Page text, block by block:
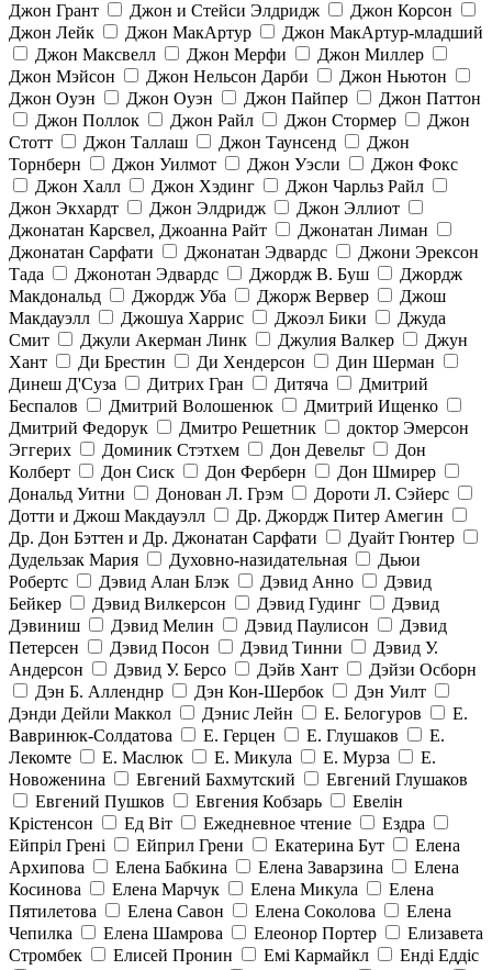
Джон Грант
Джон и Стейси Элдридж
Джон Корсон
Джон Лейк
Джон МакАртур
Джон МакАртур-младший
Джон Максвелл
Джон Мерфи
Джон Миллер
Джон Мэйсон
Джон Нельсон Дарби
Джон Ньютон
Джон Оуэн
Джон Оуэн Джон Пайпер
Джон Паттон
Джон Поллок
Джон Райл Джон Стормер
Джон
Стотт
Джон Таллаш Джон Таунсенд
Джон
Торнберн
Джон Уилмот Джон Уэсли
Джон Фокс
Джон Халл
Джон Хэдинг
Джон Чарльз Райл
Джон Экхардт
Джон Элдридж
Джон Эллиот
Джонатан Карсвел, Джоанна Райт
Джонатан Лиман
Джонатан Сарфати
Джонатан Эдвардс
Джони Эрексон
Тада
Джонотан Эдвардс Джордж В. Буш
Джордж
Макдональд
Джордж Уба Джорж Вервер
Джош
Макдауэлл
Джошуа Харрис Джоэл Бики
Джуда
Смит
Джули Акерман Линк Джулия Валкер
Джун
Хант
Ди Брестин Ди Хендерсон
Дин Шерман
Динеш Д'Суза
Дитрих Гран Дитяча
Дмитрий
Беспалов
Дмитрий Волошенюк
Дмитрий Ищенко
Дмитрий Федорук
Дмитро Решетник
доктор Эмерсон
Эггерих
Доминик Стэтхем Дон Девельт
Дон
Колберт
Дон Сиск Дон Ферберн
Дон Шмирер
Дональд Уитни
Донован Л. Грэм
Дороти Л. Сэйерс
Дотти и Джош Макдауэлл
Др. Джордж Питер Амегин
Др. Дон Бэттен и Др. Джонатан Сарфати
Дуайт Гюнтер
Дудельзак Мария
Духовно-назидательная
Дьюи
Робертс
Дэвид Алан Блэк Дэвид Анно
Дэвид
Бейкер
Дэвид Вилкерсон Дэвид Гудинг
Дэвид
Дэвиниш
Дэвид Мелин Дэвид Паулисон
Дэвид
Петерсен
Дэвид Посон Дэвид Тинни
Дэвид У.
Андерсон
Дэвид У. Берсо Дэйв Хант
Дэйзи Осборн
Дэн Б. Алленднр
Дэн Кон-Шербок
Дэн Уилт
Дэнди Дейли Маккол
Дэнис Лейн Е. Белогуров
Е.
Вавринюк-Солдатова
Е. Герцен Е. Глушаков
Е.
Лекомте
Е. Маслюк Е. Микула Е. Мурза
Е.
Новоженина
Евгений Бахмутский
Евгений Глушаков
Евгений Пушков
Евгения Кобзарь
Евелін
Крістенсон
Ед Віт Ежедневное чтение
Ездра
Ейпріл Грені
Ейприл Грени Екатерина Бут
Елена
Архипова
Елена Бабкина Елена Заварзина
Елена
Косинова
Елена Марчук Елена Микула
Елена
Пятилетова
Елена Савон Елена Соколова
Елена
Чепилка
Елена Шамрова Елеонор Портер
Елизавета
Стромбек
Елисей Пронин Емі Кармайкл
Ендi Еддiс